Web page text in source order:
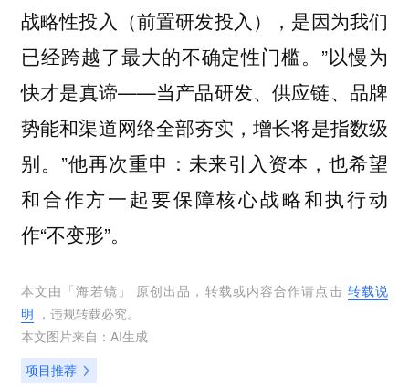
战略性投入（前置研发投入），是因为我们
已经跨越了最大的不确定性门槛。”以慢为
快才是真谛——当产品研发、供应链、品牌
势能和渠道网络全部夯实，增长将是指数级
别。”他再次重申：未来引入资本，也希望
和合作方一起要保障核心战略和执行动
作“不变形”。
本文由「海若镜 」 原创出品，转载或内容合作请点击 转载说
明 ，违规转载必究。
本文图片来自： AI生成
项目推荐